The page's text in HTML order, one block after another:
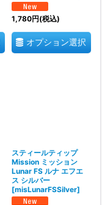
1,780円(税込)
オプション選択
スティールティップ
Mission ミッション
Lunar FS ルナ エフエ
ス シルバー
[misLunarFSSilver]